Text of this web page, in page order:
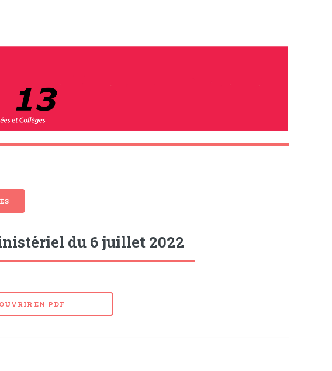
du 6 juillet 2022
OUVRIR EN PDF